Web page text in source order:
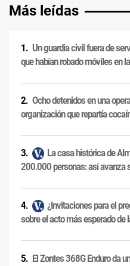
Más leídas
Un guardia civil fuera de
que habían robado móviles en
Ocho detenidos en una
organización que repartía
La casa histórica de
200.000 personas: así avanza
¿Invitaciones para el
sobre el acto más esperado de
El Zontes 368G Enduro da